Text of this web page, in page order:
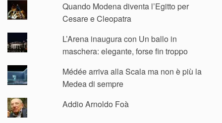
Quando Modena diventa l’Egitto per
Cesare e Cleopatra
L’Arena inaugura con Un ballo in
maschera: elegante, forse fin troppo
Médée arriva alla Scala ma non è più la
Medea di sempre
Addio Arnoldo Foà